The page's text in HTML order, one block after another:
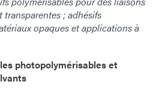
; adhésifs
opaques et applications à
photopolymérisables et